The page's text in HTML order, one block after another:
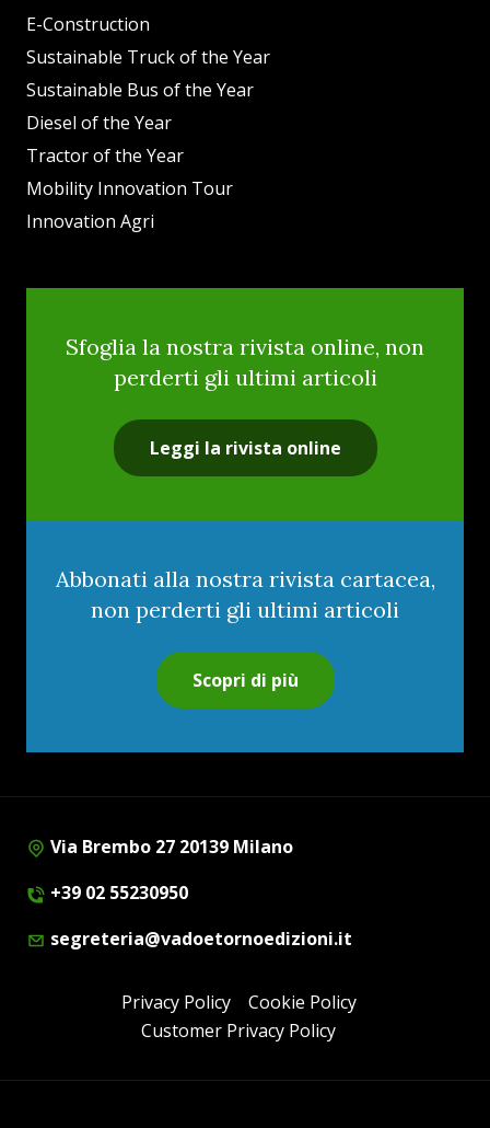
E-Construction
Sustainable Truck of the Year
Sustainable Bus of the Year
Diesel of the Year
Tractor of the Year
Mobility Innovation Tour
Innovation Agri
Sfoglia la nostra rivista online, non
perderti gli ultimi articoli
Leggi la rivista online
Abbonati alla nostra rivista cartacea,
non perderti gli ultimi articoli
Scopri di più
Via Brembo 27 20139 Milano
+39 02 55230950
segreteria@vadoetornoedizioni.it
Privacy Policy
Cookie Policy
Customer Privacy Policy